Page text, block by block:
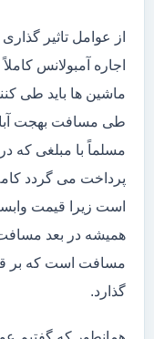
از عوامل تاثیر
اجاره آمبولانس
ماشین ها باید طی
طی مسافت بهجت آباد
مسلماً با مبلغی که
پرداخت می گردد
است زیرا قیمت
همیشه در بعد
مسافت است که بر
گذارد.